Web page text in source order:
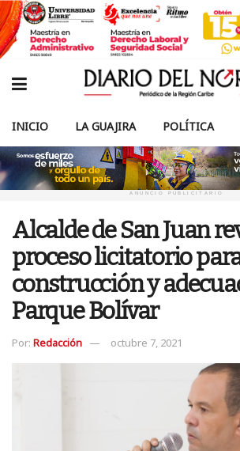
INICIO LA GUAJIRA POLÍTICA
ANUNCIO PUBLICITARIO
Alcalde de San Juan
proceso licitatorio
construcción y
Parque Bolívar
Por: Redacción octubre 7, 2021